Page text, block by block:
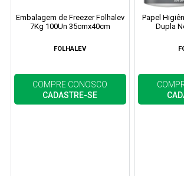
Embalagem de Freezer Folhalev
7Kg 100Un 35cmx40cm
FOLHALEV
COMPRE CONOSCO
CADASTRE-SE
Papel
Dupla